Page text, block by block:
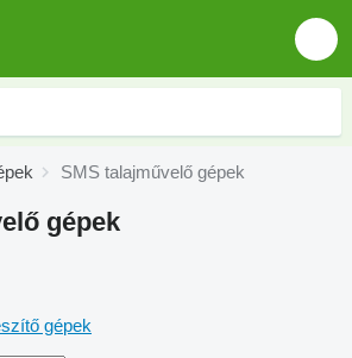
SMS talajművelő gépek
gépek
gépek